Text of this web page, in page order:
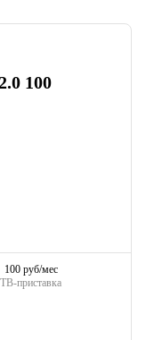
100
ТВ-приставка
100 руб/мес